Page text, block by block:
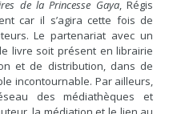
de la Princesse Gaya, Régis
car il s’agira cette fois de
Le partenariat avec un
livre soit présent en librairie
et de distribution, dans de
incontournable. Par ailleurs,
des médiathèques et